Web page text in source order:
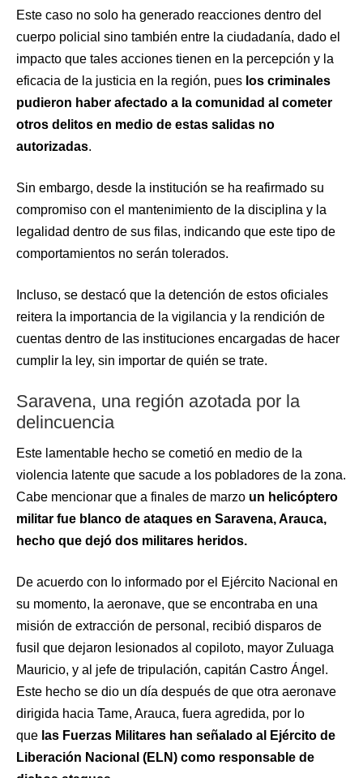
Este caso no solo ha generado reacciones dentro del
cuerpo policial sino también entre la ciudadanía, dado el
impacto que tales acciones tienen en la percepción y la
eficacia de la justicia en la región, pues los criminales
pudieron haber afectado a la comunidad al cometer
otros delitos en medio de estas salidas no
autorizadas.
Sin embargo, desde la institución se ha reafirmado su
compromiso con el mantenimiento de la disciplina y la
legalidad dentro de sus filas, indicando que este tipo de
comportamientos no serán tolerados.
Incluso, se destacó que la detención de estos oficiales
reitera la importancia de la vigilancia y la rendición de
cuentas dentro de las instituciones encargadas de hacer
cumplir la ley, sin importar de quién se trate.
Saravena, una región azotada por la
delincuencia
Este lamentable hecho se cometió en medio de la
violencia latente que sacude a los pobladores de la zona.
Cabe mencionar que a finales de marzo un helicóptero
militar fue blanco de ataques en Saravena, Arauca,
hecho que dejó dos militares heridos.
De acuerdo con lo informado por el Ejército Nacional en
su momento, la aeronave, que se encontraba en una
misión de extracción de personal, recibió disparos de
fusil que dejaron lesionados al copiloto, mayor Zuluaga
Mauricio, y al jefe de tripulación, capitán Castro Ángel.
Este hecho se dio un día después de que otra aeronave
dirigida hacia Tame, Arauca, fuera agredida, por lo
que las Fuerzas Militares han señalado al Ejército de
Liberación Nacional (ELN) como responsable de